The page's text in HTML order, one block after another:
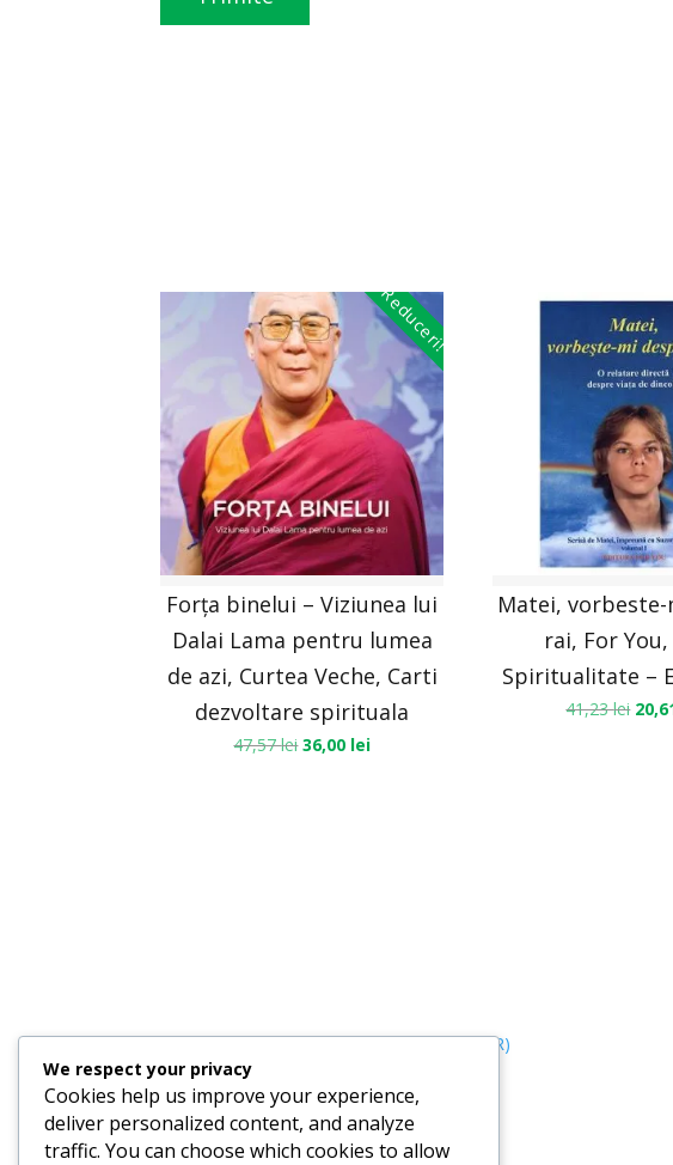
Reduceri!
Forța binelui – Viziunea lui
Dalai Lama pentru lumea
de azi, Curtea Veche, Carti
dezvoltare spirituala
47,57lei 36,00 lei
Matei,
rai, For
Spiritualitate –
41,23lei
Termeni, Condiții & Protecția Datelor (GDPR)
We respect your privacy
Cookies help us improve your experience,
deliver personalized content, and analyze
traffic. You can choose which cookies to allow